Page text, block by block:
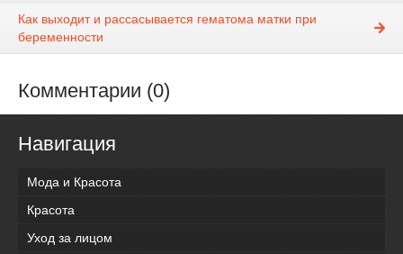
Как выходит и рассасывается гематома матки при
беременности
Комментарии (0)
Навигация
Мода и Красота
Красота
Уход за лицом